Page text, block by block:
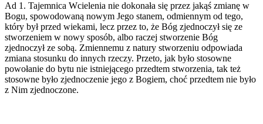
Ad 1. Tajemnica Wcielenia nie dokonała się przez jakąś zmianę w
Bogu, spowodowaną nowym Jego stanem, odmiennym od tego,
który był przed wiekami, lecz przez to, że Bóg zjednoczył się ze
stworzeniem w nowy sposób, albo raczej stworzenie Bóg
zjednoczył ze sobą. Zmiennemu z natury stworzeniu odpowiada
zmiana stosunku do innych rzeczy. Przeto, jak było stosowne
powołanie do bytu nie istniejącego przedtem stworzenia, tak też
stosowne było zjednoczenie jego z Bogiem, choć przedtem nie było
z Nim zjednoczone.